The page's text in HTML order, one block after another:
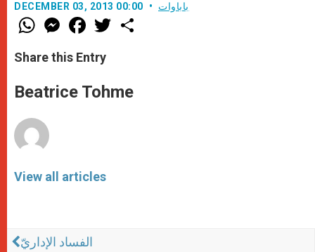
DECEMBER 03, 2013 00:00 باباوات
W
h
t
s
p
p
M
e
s
e
g
e
F
a
e
b
o
k
w
r
Share this Entry
Beatrice Tohme
View all articles
الفساد الإداريّ